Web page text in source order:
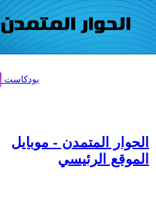
بودكاست
الحوار المتمدن - موبايل
الموقع الرئيسي